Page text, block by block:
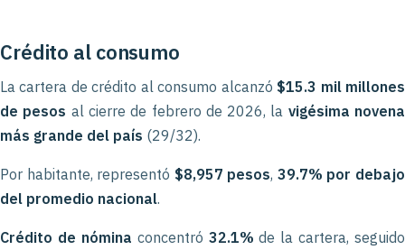
Crédito al consumo
La cartera de crédito al consumo alcanzó $15.3 mil millones
de pesos al cierre de febrero de 2026, la vigésima novena
más grande del país (29/32).
Por habitante, representó $8,957 pesos, 39.7% por debajo
del promedio nacional.
Crédito de nómina concentró 32.1% de la cartera, seguido